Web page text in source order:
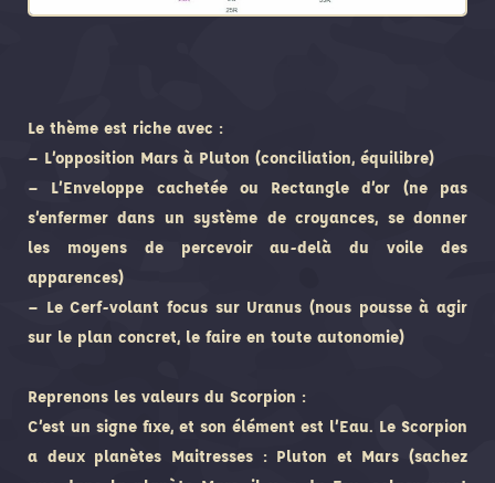
Le thème est riche avec :
– L’opposition Mars à Pluton (conciliation, équilibre)
– L’Enveloppe cachetée ou Rectangle d’or (ne pas
s’enfermer dans un système de croyances, se donner
les moyens de percevoir au-delà du voile des
apparences)
– Le Cerf-volant focus sur Uranus (nous pousse à agir
sur le plan concret, le faire en toute autonomie)
Reprenons les valeurs du Scorpion :
C’est un signe fixe, et son élément est l’Eau. Le Scorpion
a deux planètes Maitresses : Pluton et Mars (sachez